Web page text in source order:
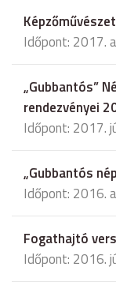
Időpont: 2017.
„Gubbantós”
rendezvényei
Időpont: 2017.
„Gubbantós
Időpont: 2016.
Fogathajtó
Időpont: 2016.